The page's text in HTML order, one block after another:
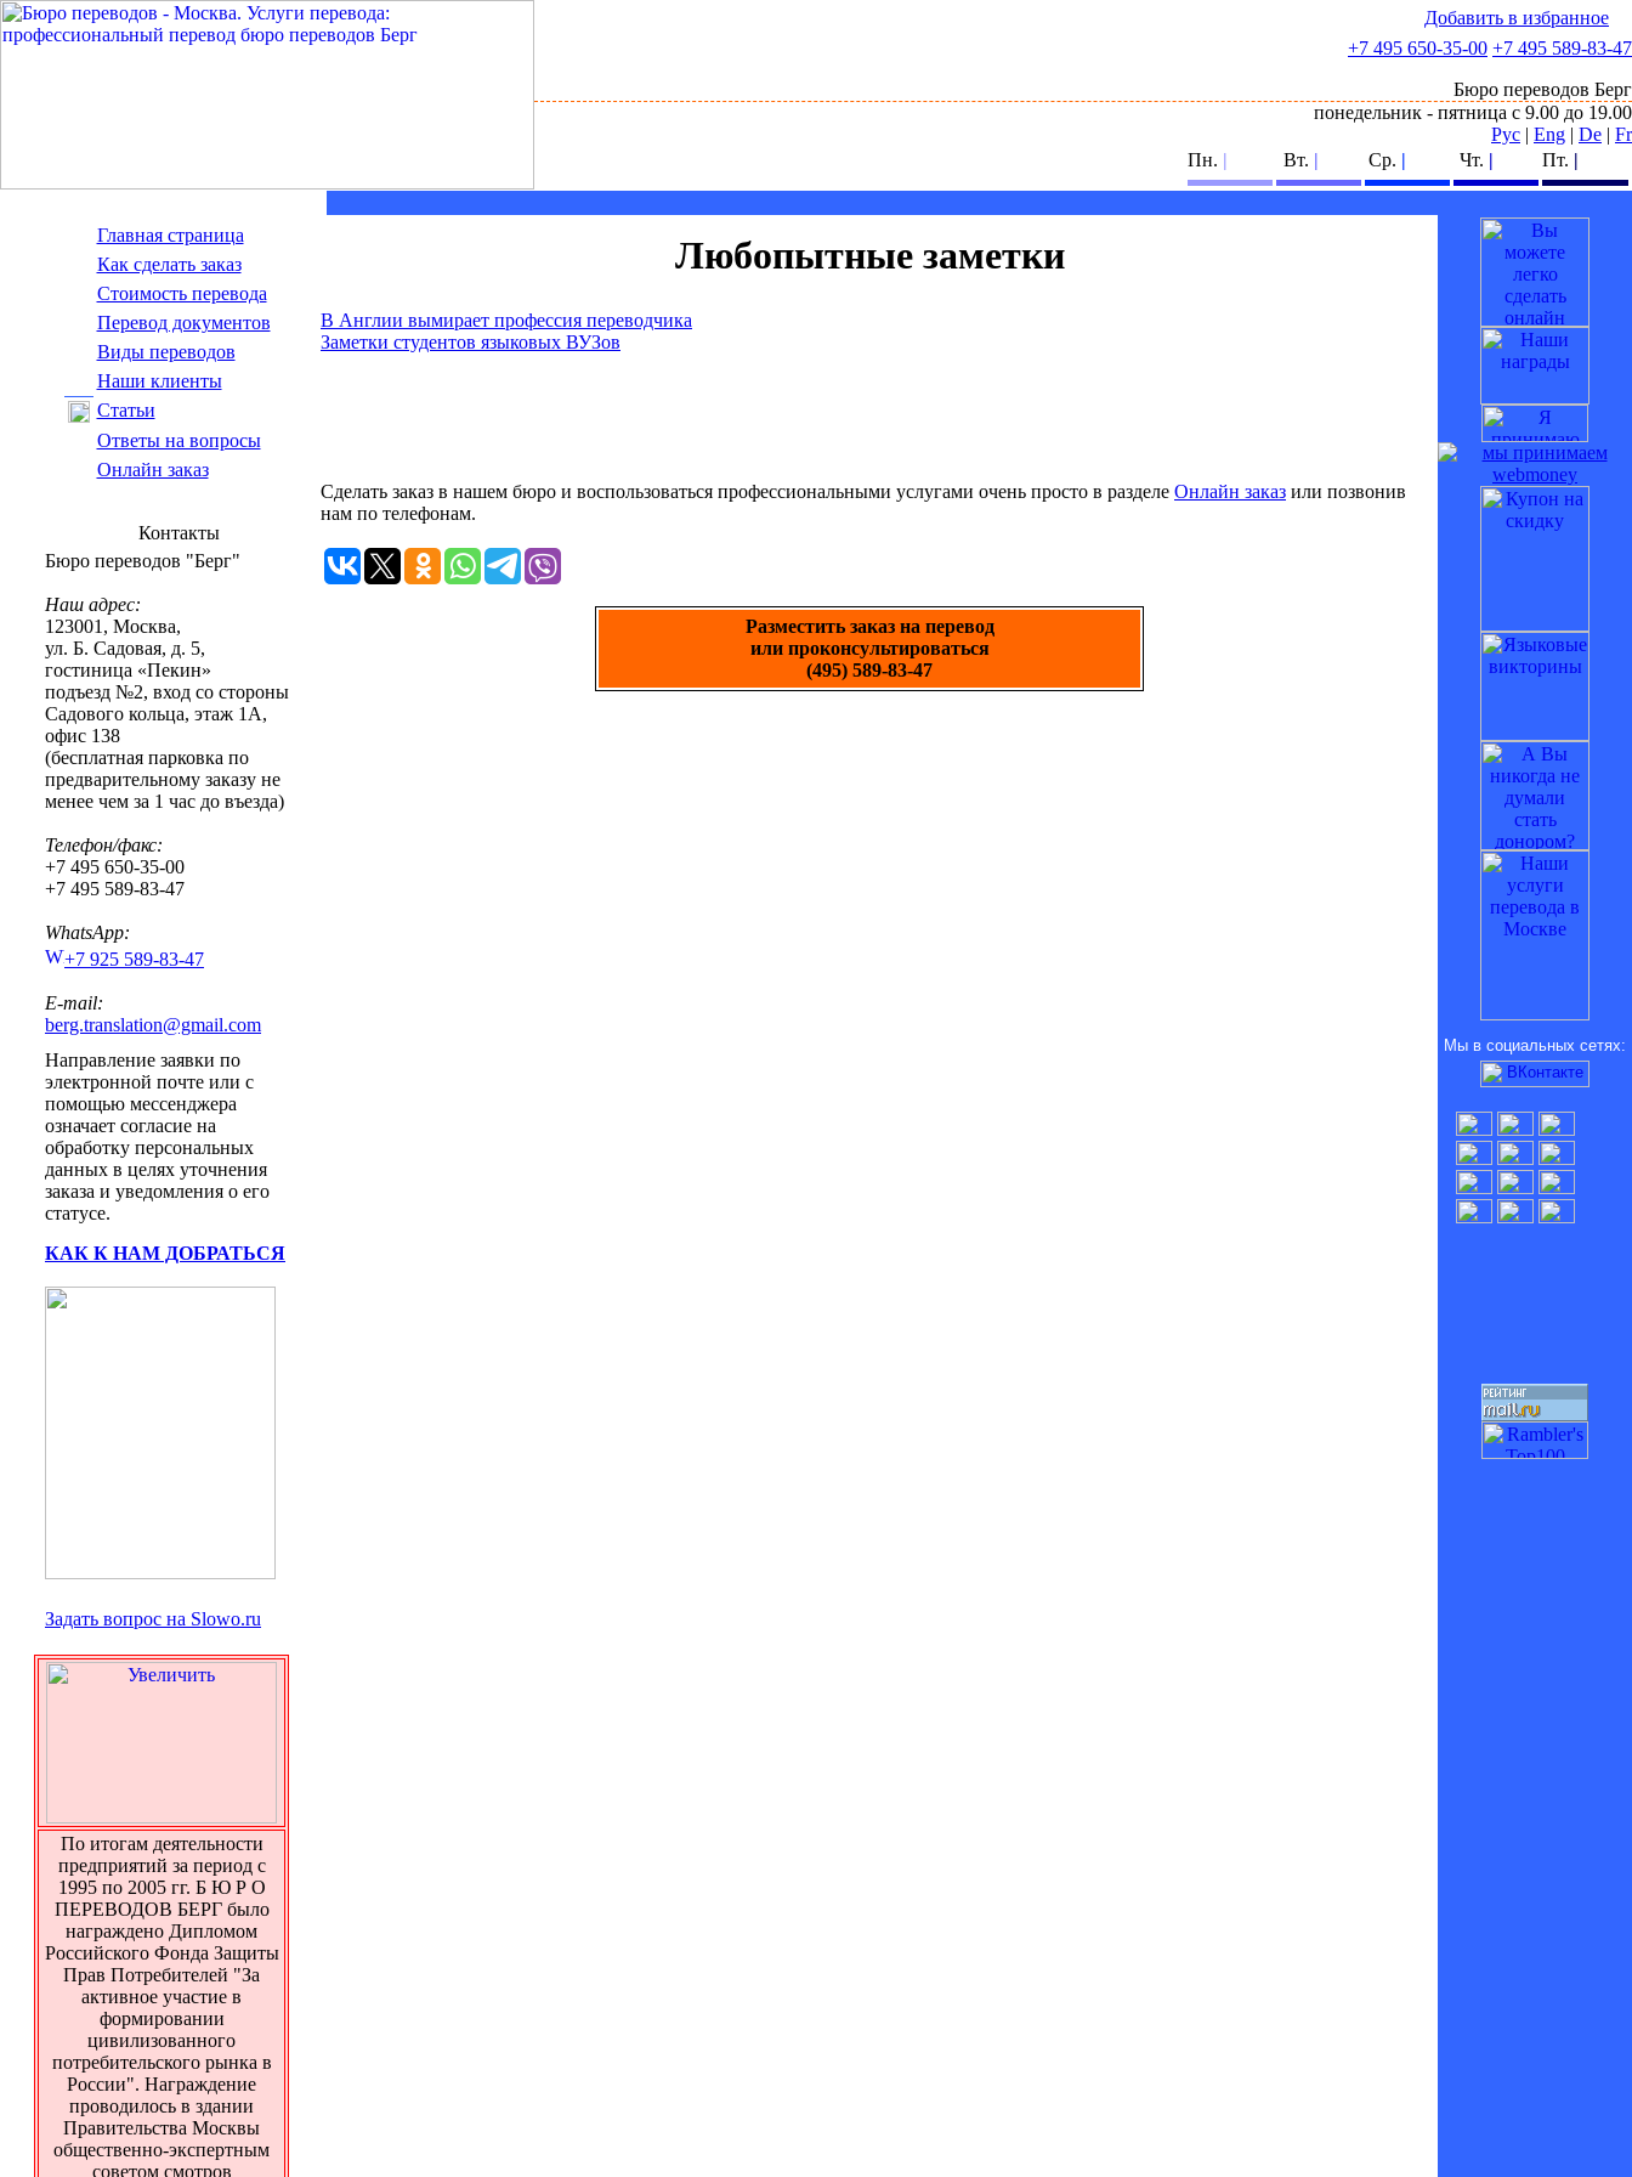
Добавить в избранное
+7 495 650-35-00 +7 495 589-83-47
Бюро переводов Берг
понедельник - пятница с 9.00 до 19.00
Рус | Eng | De | Fr
Пн. | Вт. | Ср. | Чт. | Пт. |
Главная страница
Как сделать заказ
Стоимость перевода
Пepeвoд дoкумeнтoв
Виды переводов
Наши клиенты
Статьи
Ответы на вопросы
Онлайн заказ
Контакты
Бюро переводов "Берг"
Наш адрес:
123001 , Москва,
ул. Б. Садовая, д. 5,
гостиница «Пекин»
подъезд №2, вход со стороны
Садового кольца, этаж 1А,
офис 138
(бесплатная парковка по
предварительному заказу не
менее чем за 1 час до въезда)
Телефон/факс:
+7 495 650-35-00
+7 495 589-83-47
WhatsApp:
+7 925 589-83-47
E-mail:
berg.translation@gmail.com
Направление заявки по
электронной почте или с
помощью мессенджера
означает согласие на
обработку персональных
данных в целях уточнения
заказа и уведомления о его
статусе.
КАК К НАМ ДОБРАТЬСЯ
Задать вопрос на Slowo.ru
По итогам деятельности
предприятий за период с
1995 по 2005 гг. Б Ю Р О
ПЕРЕВОДОВ БЕРГ было
награждено Дипломом
Российского Фонда Защиты
Прав Потребителей "За
активное участие в
формировании
цивилизованного
потребительского рынка в
России". Награждение
проводилось в здании
Правительства Москвы
общественно-экспертным
советом смотров
Любопытные заметки
В Англии вымирает профессия переводчика
Заметки студентов языковых ВУЗов
Сделать заказ в нашем бюро и воспользоваться профессиональными услугами очень просто в разделе Онлайн заказ или позвонив
нам по телефонам.
Разместить заказ на перевод
или проконсультироваться
(495) 589-83-47
Мы в социальных сетях: